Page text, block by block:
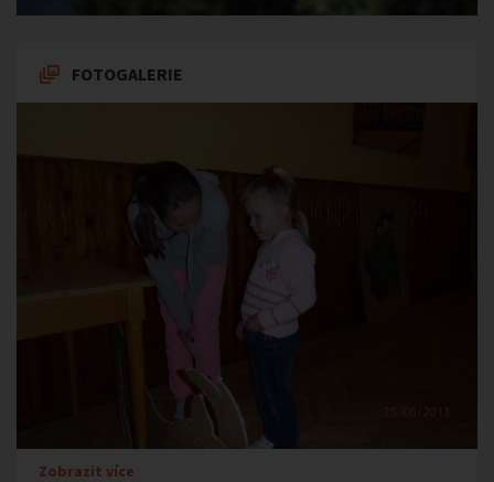
FOTOGALERIE
Zobrazit více